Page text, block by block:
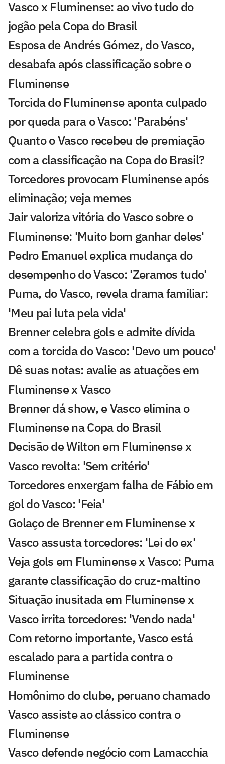
Vasco x Fluminense: ao vivo tudo do
jogão pela Copa do Brasil
Esposa de Andrés Gómez, do Vasco,
desabafa após classificação sobre o
Fluminense
Torcida do Fluminense aponta culpado
por queda para o Vasco: 'Parabéns'
Quanto o Vasco recebeu de premiação
com a classificação na Copa do Brasil?
Torcedores provocam Fluminense após
eliminação; veja memes
Jair valoriza vitória do Vasco sobre o
Fluminense: 'Muito bom ganhar deles'
Pedro Emanuel explica mudança do
desempenho do Vasco: 'Zeramos tudo'
Puma, do Vasco, revela drama familiar:
'Meu pai luta pela vida'
Brenner celebra gols e admite dívida
com a torcida do Vasco: 'Devo um pouco'
Dê suas notas: avalie as atuações em
Fluminense x Vasco
Brenner dá show, e Vasco elimina o
Fluminense na Copa do Brasil
Decisão de Wilton em Fluminense x
Vasco revolta: 'Sem critério'
Torcedores enxergam falha de Fábio em
gol do Vasco: 'Feia'
Golaço de Brenner em Fluminense x
Vasco assusta torcedores: 'Lei do ex'
Veja gols em Fluminense x Vasco: Puma
garante classificação do cruz-maltino
Situação inusitada em Fluminense x
Vasco irrita torcedores: 'Vendo nada'
Com retorno importante, Vasco está
escalado para a partida contra o
Fluminense
Homônimo do clube, peruano chamado
Vasco assiste ao clássico contra o
Fluminense
Vasco defende negócio com Lamacchia